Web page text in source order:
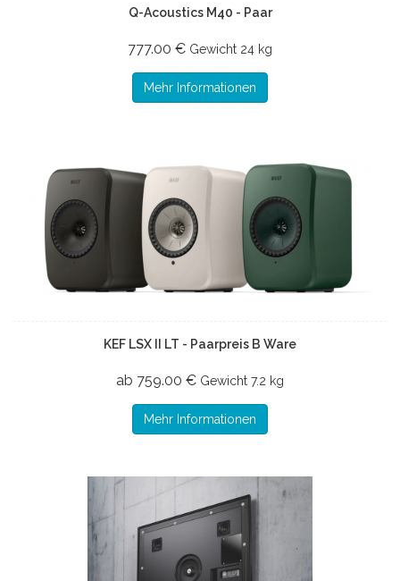
Q-Acoustics M40 - Paar
777.00 € Gewicht 24 kg
Mehr Informationen
KEF LSX II LT - Paarpreis B Ware
ab 759.00 € Gewicht 7.2 kg
Mehr Informationen